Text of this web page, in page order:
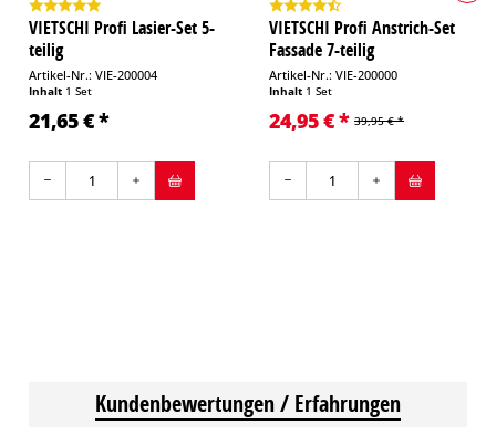
VIETSCHI Profi Lasier-Set 5-
teilig
Artikel-Nr.: VIE-200004
Inhalt 1 Set
21,65 € *
VIETSCHI Profi Anstrich-Set
Fassade 7-teilig
Artikel-Nr.: VIE-200000
Inhalt 1 Set
39,95 € *
24,95 € *
Kundenbewertungen / Erfahrungen